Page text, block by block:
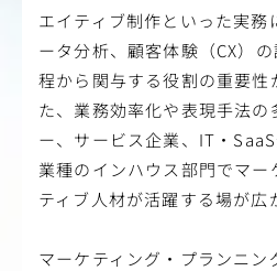
エイティブ制作といった実務
ータ分析、顧客体験（CX）
程から関与する役割の重要性
た、業務効率化や表現手法の
ー、サービス企業、IT・
業種のインハウス部門でマー
ティブ人材が活躍する場が広
マーケティング・プランニン